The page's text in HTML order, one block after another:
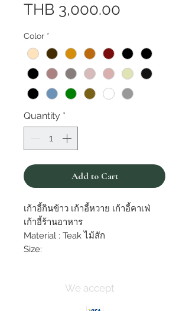
THB 3,000.00
Color *
Quantity *
Add to Cart
เก้าอี้กินข้าว เก้าอี้หวาย เก้าอี้คาเฟ่
เก้าอี้ร้านอาหาร
Material : Teak ไม้สัก
Size:
We accept